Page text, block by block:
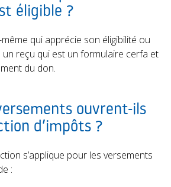
éligible ?
même qui apprécie son éligibilité ou
reçu qui est un formulaire cerfa et
du don.
ouvrent-ils
d’impôts ?
s’applique pour les versements
: